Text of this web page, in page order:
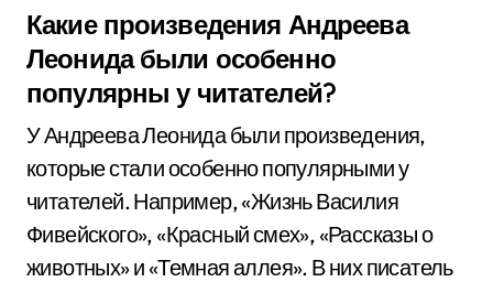
Какие произведения Андреева
Леонида были особенно
популярны у читателей?
У Андреева Леонида были произведения,
которые стали особенно популярными у
читателей. Например, «Жизнь Василия
Фивейского», «Красный смех», «Рассказы о
животных» и «Темная аллея». В них писатель